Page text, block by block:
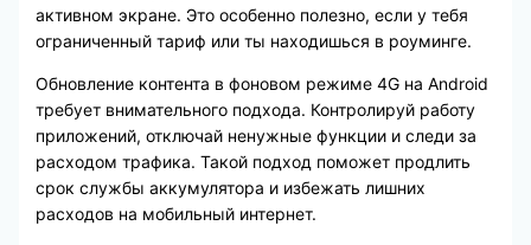
активном экране. Это особенно полезно, если у тебя
ограниченный тариф или ты находишься в роуминге.
Обновление контента в фоновом режиме 4G на Android
требует внимательного подхода. Контролируй работу
приложений, отключай ненужные функции и следи за
расходом трафика. Такой подход поможет продлить
срок службы аккумулятора и избежать лишних
расходов на мобильный интернет.